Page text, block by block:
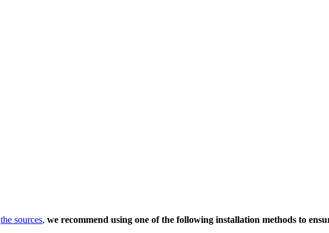
the sources, we recommend using one of the following installation methods to